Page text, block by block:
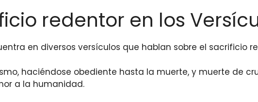
redentor en los
en diversos versículos que hablan sobre el sacrificio
haciéndose obediente hasta la muerte, y muerte de
a la humanidad.